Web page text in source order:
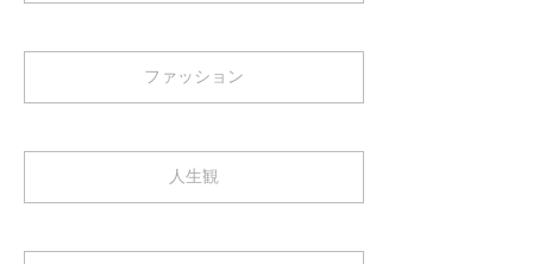
ファッション
人生観